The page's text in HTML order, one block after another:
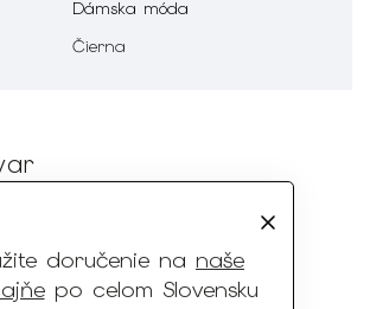
doručenie na naše
po celom Slovensku
Dámska móda
Čierna